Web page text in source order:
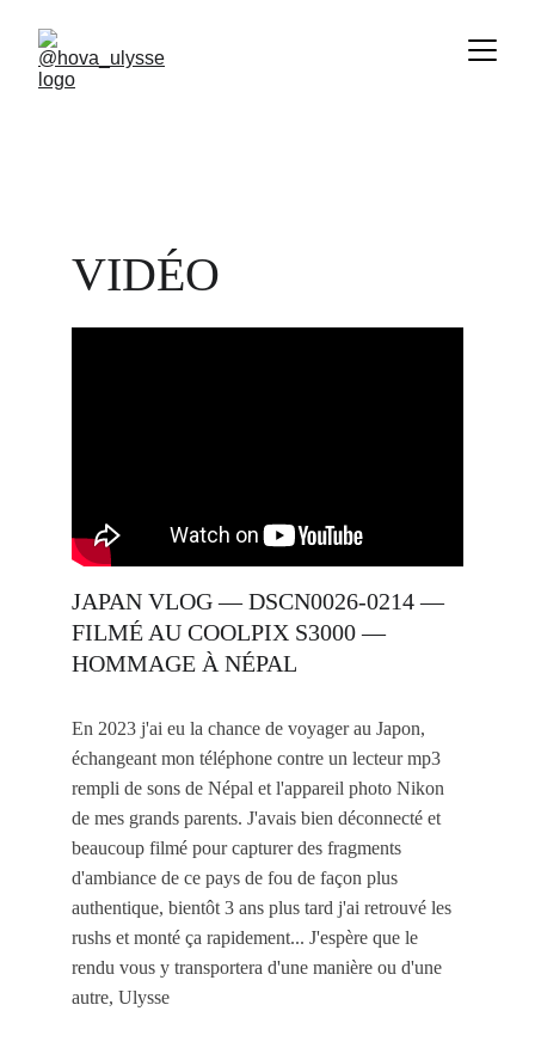
VIDÉO
JAPAN VLOG — DSCN0026-0214 —
FILMÉ AU COOLPIX S3000 —
HOMMAGE À NÉPAL
En 2023 j'ai eu la chance de voyager au Japon,
échangeant mon téléphone contre un lecteur mp3
rempli de sons de Népal et l'appareil photo Nikon
de mes grands parents. J'avais bien déconnecté et
beaucoup filmé pour capturer des fragments
d'ambiance de ce pays de fou de façon plus
authentique, bientôt 3 ans plus tard j'ai retrouvé les
rushs et monté ça rapidement... J'espère que le
rendu vous y transportera d'une manière ou d'une
autre, Ulysse